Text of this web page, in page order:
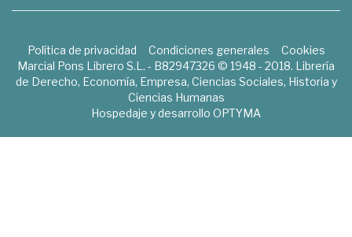
Política de privacidad Condiciones generales
Cookies
Marcial Pons Librero S.L. - B82947326 © 1948 - 2018. Librería
de Derecho, Economía, Empresa, Ciencias Sociales, Historia y
Ciencias Humanas
Hospedaje y desarrollo OPTYMA